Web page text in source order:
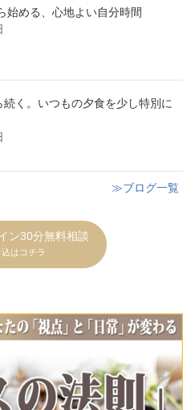
始める、心地よい自分時間
く。いつもの夕食を少し特別に
≫ブログ一覧
ン30分無料相談
込はコチラ